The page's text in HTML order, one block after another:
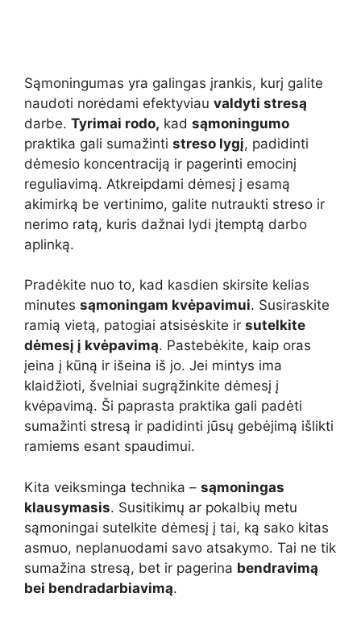
Sąmoningumas yra galingas įrankis, kurį galite
naudoti norėdami efektyviau valdyti stresą
darbe. Tyrimai rodo, kad sąmoningumo
praktika gali sumažinti streso lygį, padidinti
dėmesio koncentraciją ir pagerinti emocinį
reguliavimą. Atkreipdami dėmesį į esamą
akimirką be vertinimo, galite nutraukti streso ir
nerimo ratą, kuris dažnai lydi įtemptą darbo
aplinką.
Pradėkite nuo to, kad kasdien skirsite kelias
minutes sąmoningam kvėpavimui. Susiraskite
ramią vietą, patogiai atsisėskite ir sutelkite
dėmesį į kvėpavimą. Pastebėkite, kaip oras
įeina į kūną ir išeina iš jo. Jei mintys ima
klaidžioti, švelniai sugrąžinkite dėmesį į
kvėpavimą. Ši paprasta praktika gali padėti
sumažinti stresą ir padidinti jūsų gebėjimą išlikti
ramiems esant spaudimui.
Kita veiksminga technika – sąmoningas
klausymasis. Susitikimų ar pokalbių metu
sąmoningai sutelkite dėmesį į tai, ką sako kitas
asmuo, neplanuodami savo atsakymo. Tai ne tik
sumažina stresą, bet ir pagerina bendravimą
bei bendradarbiavimą.